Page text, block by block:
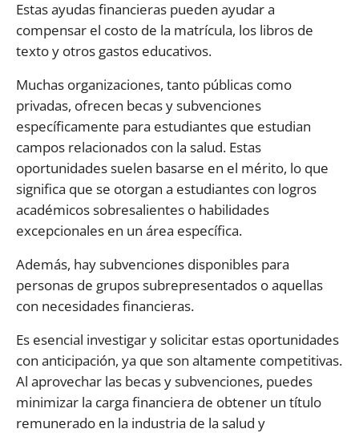
Estas ayudas financieras pueden ayudar a
compensar el costo de la matrícula, los libros de
texto y otros gastos educativos.
Muchas organizaciones, tanto públicas como
privadas, ofrecen becas y subvenciones
específicamente para estudiantes que estudian
campos relacionados con la salud. Estas
oportunidades suelen basarse en el mérito, lo que
significa que se otorgan a estudiantes con logros
académicos sobresalientes o habilidades
excepcionales en un área específica.
Además, hay subvenciones disponibles para
personas de grupos subrepresentados o aquellas
con necesidades financieras.
Es esencial investigar y solicitar estas oportunidades
con anticipación, ya que son altamente competitivas.
Al aprovechar las becas y subvenciones, puedes
minimizar la carga financiera de obtener un título
remunerado en la industria de la salud y